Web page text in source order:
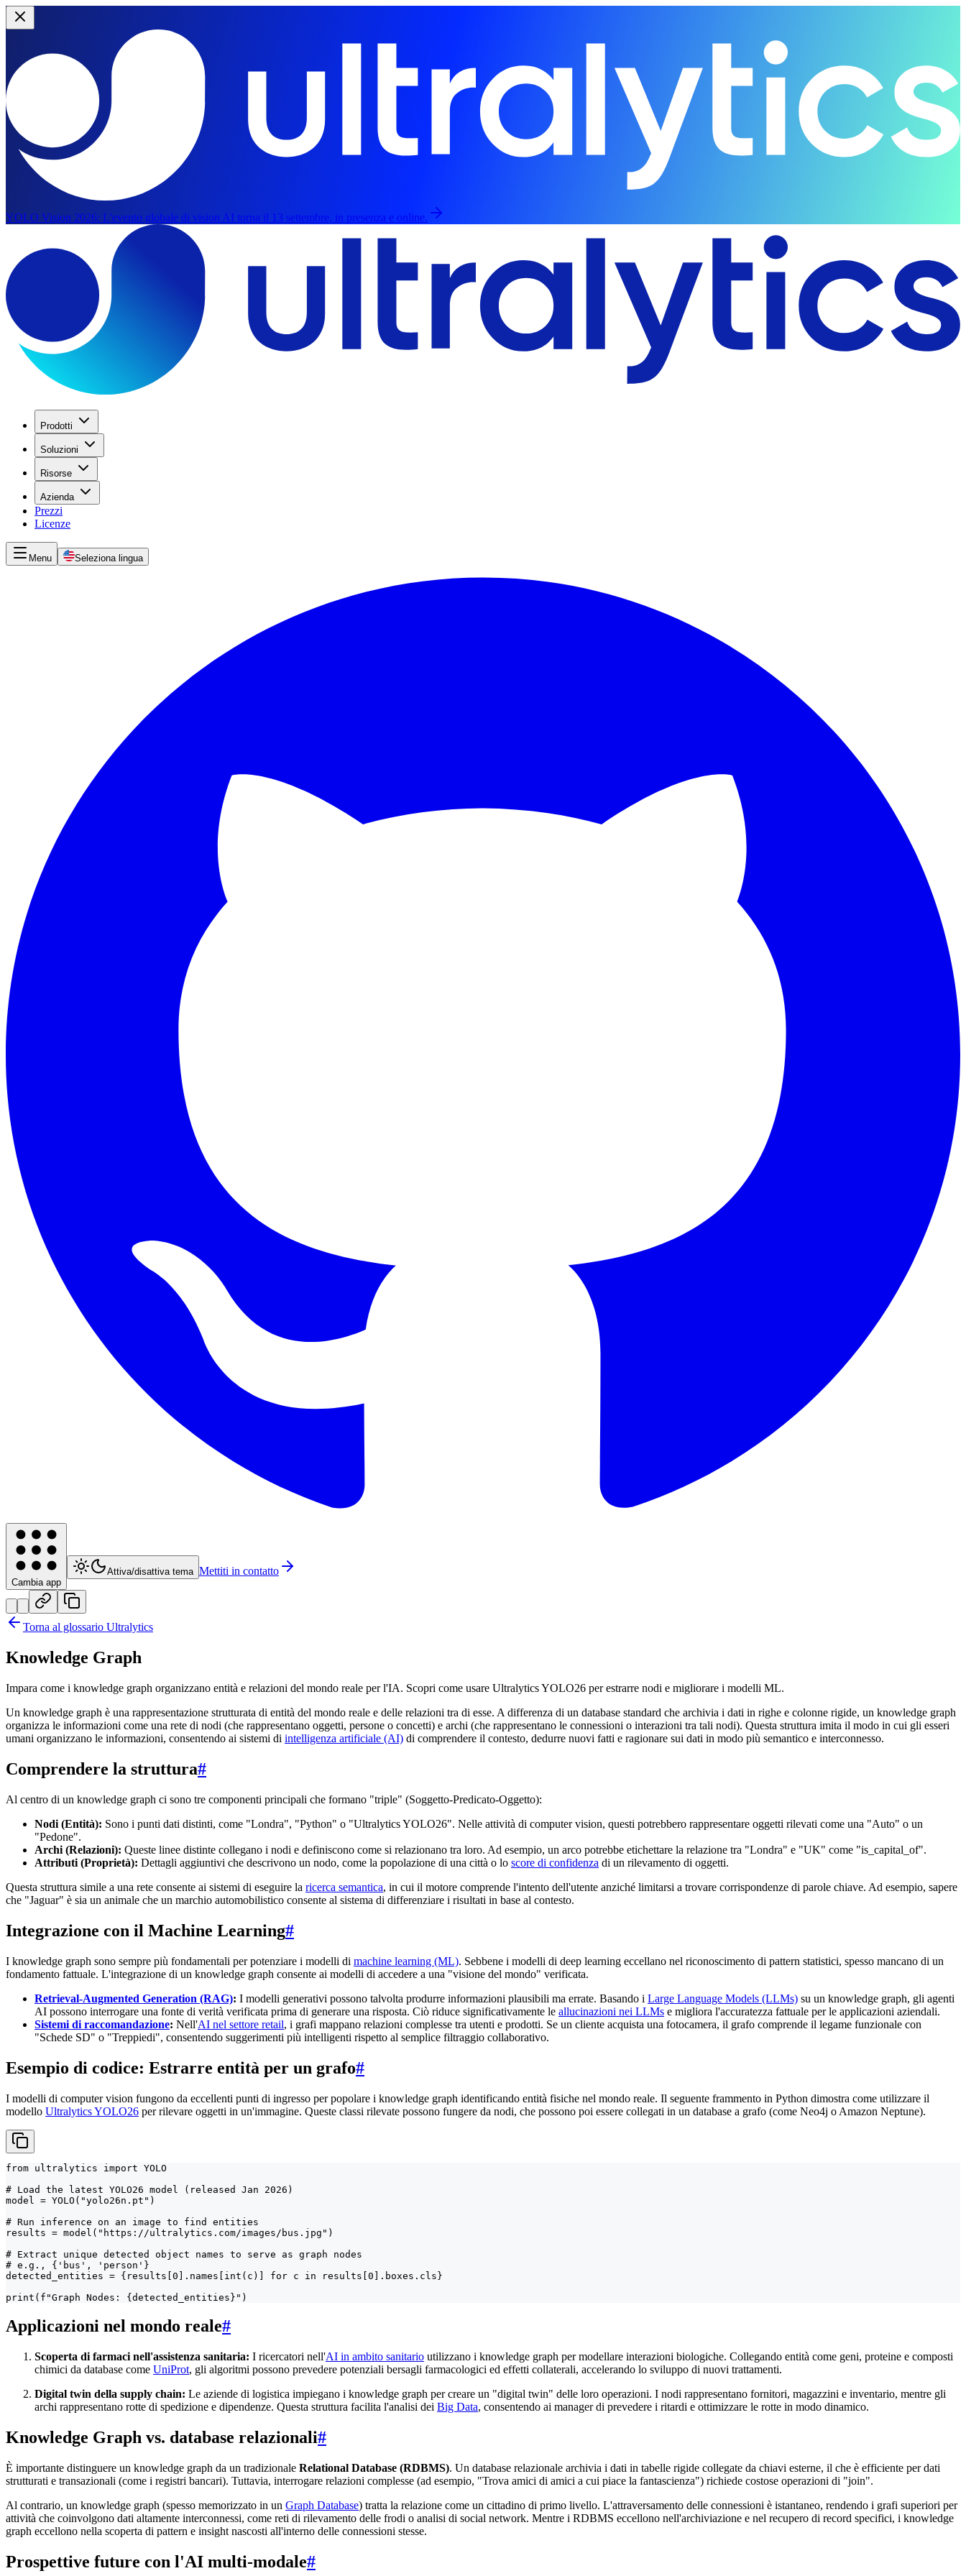
YOLO Vision 2026: L'evento globale di vision AI torna il 13 settembre, in presenza e online.
Prodotti
Soluzioni
Risorse
Azienda
Prezzi
Licenze
Menu Seleziona lingua
Cambia app
Attiva/disattiva tema Mettiti in contatto
Torna al glossario Ultralytics
Knowledge Graph
Impara come i knowledge graph organizzano entità e relazioni del mondo reale per l'IA. Scopri come usare Ultralytics YOLO26 per estrarre nodi e migliorare i modelli ML.
Un knowledge graph è una rappresentazione strutturata di entità del mondo reale e delle relazioni tra di esse. A differenza di un database standard che archivia i dati in righe e colonne rigide, un knowledge graph
organizza le informazioni come una rete di nodi (che rappresentano oggetti, persone o concetti) e archi (che rappresentano le connessioni o interazioni tra tali nodi). Questa struttura imita il modo in cui gli esseri
umani organizzano le informazioni, consentendo ai sistemi di intelligenza artificiale (AI) di comprendere il contesto, dedurre nuovi fatti e ragionare sui dati in modo più semantico e interconnesso.
Comprendere la struttura#
Al centro di un knowledge graph ci sono tre componenti principali che formano "triple" (Soggetto-Predicato-Oggetto):
Nodi (Entità): Sono i punti dati distinti, come "Londra", "Python" o "Ultralytics YOLO26". Nelle attività di computer vision, questi potrebbero rappresentare oggetti rilevati come una "Auto" o un
"Pedone".
Archi (Relazioni): Queste linee distinte collegano i nodi e definiscono come si relazionano tra loro. Ad esempio, un arco potrebbe etichettare la relazione tra "Londra" e "UK" come "is_capital_of".
Attributi (Proprietà): Dettagli aggiuntivi che descrivono un nodo, come la popolazione di una città o lo score di confidenza di un rilevamento di oggetti.
Questa struttura simile a una rete consente ai sistemi di eseguire la ricerca semantica, in cui il motore comprende l'intento dell'utente anziché limitarsi a trovare corrispondenze di parole chiave. Ad esempio, sapere
che "Jaguar" è sia un animale che un marchio automobilistico consente al sistema di differenziare i risultati in base al contesto.
Integrazione con il Machine Learning#
I knowledge graph sono sempre più fondamentali per potenziare i modelli di machine learning (ML). Sebbene i modelli di deep learning eccellano nel riconoscimento di pattern statistici, spesso mancano di un
fondamento fattuale. L'integrazione di un knowledge graph consente ai modelli di accedere a una "visione del mondo" verificata.
Retrieval-Augmented Generation (RAG): I modelli generativi possono talvolta produrre informazioni plausibili ma errate. Basando i Large Language Models (LLMs) su un knowledge graph, gli agenti
AI possono interrogare una fonte di verità verificata prima di generare una risposta. Ciò riduce significativamente le allucinazioni nei LLMs e migliora l'accuratezza fattuale per le applicazioni aziendali.
Sistemi di raccomandazione: Nell'AI nel settore retail, i grafi mappano relazioni complesse tra utenti e prodotti. Se un cliente acquista una fotocamera, il grafo comprende il legame funzionale con
"Schede SD" o "Treppiedi", consentendo suggerimenti più intelligenti rispetto al semplice filtraggio collaborativo.
Esempio di codice: Estrarre entità per un grafo#
I modelli di computer vision fungono da eccellenti punti di ingresso per popolare i knowledge graph identificando entità fisiche nel mondo reale. Il seguente frammento in Python dimostra come utilizzare il
modello Ultralytics YOLO26 per rilevare oggetti in un'immagine. Queste classi rilevate possono fungere da nodi, che possono poi essere collegati in un database a grafo (come Neo4j o Amazon Neptune).
from ultralytics import YOLO
# Load the latest YOLO26 model (released Jan 2026)
model = YOLO("yolo26n.pt")
# Run inference on an image to find entities
results = model("https://ultralytics.com/images/bus.jpg")
# Extract unique detected object names to serve as graph nodes
# e.g., {'bus', 'person'}
detected_entities = {results[0].names[int(c)] for c in results[0].boxes.cls}
print(f"Graph Nodes: {detected_entities}")
Applicazioni nel mondo reale#
Scoperta di farmaci nell'assistenza sanitaria: I ricercatori nell'AI in ambito sanitario utilizzano i knowledge graph per modellare interazioni biologiche. Collegando entità come geni, proteine e composti
chimici da database come UniProt, gli algoritmi possono prevedere potenziali bersagli farmacologici ed effetti collaterali, accelerando lo sviluppo di nuovi trattamenti.
Digital twin della supply chain: Le aziende di logistica impiegano i knowledge graph per creare un "digital twin" delle loro operazioni. I nodi rappresentano fornitori, magazzini e inventario, mentre gli
archi rappresentano rotte di spedizione e dipendenze. Questa struttura facilita l'analisi dei Big Data, consentendo ai manager di prevedere i ritardi e ottimizzare le rotte in modo dinamico.
Knowledge Graph vs. database relazionali#
È importante distinguere un knowledge graph da un tradizionale Relational Database (RDBMS). Un database relazionale archivia i dati in tabelle rigide collegate da chiavi esterne, il che è efficiente per dati
strutturati e transazionali (come i registri bancari). Tuttavia, interrogare relazioni complesse (ad esempio, "Trova amici di amici a cui piace la fantascienza") richiede costose operazioni di "join".
Al contrario, un knowledge graph (spesso memorizzato in un Graph Database) tratta la relazione come un cittadino di primo livello. L'attraversamento delle connessioni è istantaneo, rendendo i grafi superiori per
attività che coinvolgono dati altamente interconnessi, come reti di rilevamento delle frodi o analisi di social network. Mentre i RDBMS eccellono nell'archiviazione e nel recupero di record specifici, i knowledge
graph eccellono nella scoperta di pattern e insight nascosti all'interno delle connessioni stesse.
Prospettive future con l'AI multi-modale#